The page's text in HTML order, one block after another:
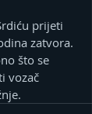
prijeti
zatvora.
što se
vozač